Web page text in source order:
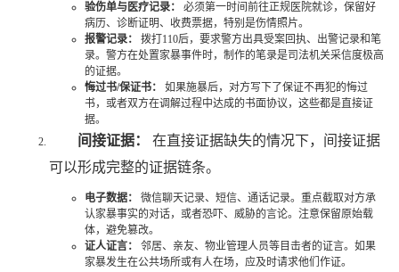
验伤单与医疗记录：
必须第一时间前往正规医院就诊，保留好
病历、诊断证明、收费票据，特别是伤情照片。
报警记录：
拨打110后，要求警方出具受案回执、出警记录和笔
录。警方在处置家暴事件时，制作的笔录是司法机关采信度极高
的证据。
悔过书/保证书：
如果施暴后，对方写下了保证不再犯的悔过
书，或者双方在调解过程中达成的书面协议，这些都是直接证
据。
间接证据：
在直接证据缺失的情况下，间接证据
可以形成完整的证据链条。
电子数据：
微信聊天记录、短信、通话记录。重点截取对方承
认家暴事实的对话，或者恐吓、威胁的言论。注意保留原始载
体，避免篡改。
证人证言：
邻居、亲友、物业管理人员等目击者的证言。如果
家暴发生在公共场所或有人在场，应及时请求他们作证。